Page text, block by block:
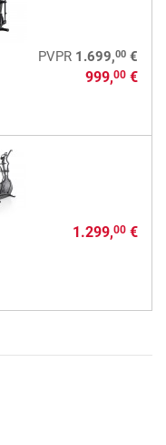
PVPR 1.699,00€
999,00€
1.299,00€